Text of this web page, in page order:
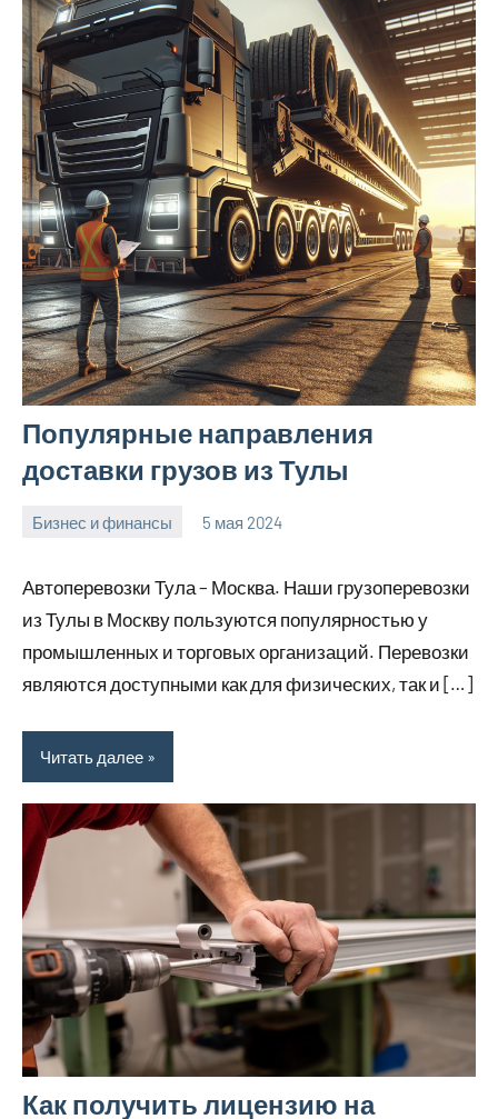
Популярные направления
доставки грузов из Тулы
Бизнес и финансы 5 мая 2024
Автоперевозки Тула – Москва. Наши грузоперевозки
из Тулы в Москву пользуются популярностью у
промышленных и торговых организаций. Перевозки
являются доступными как для физических, так и […]
Читать далее
Как получить лицензию на